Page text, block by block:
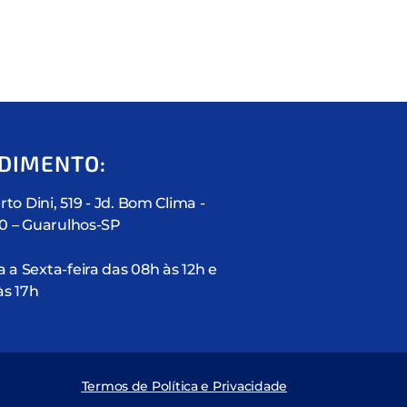
Dini, 519 - Jd. Bom Clima -
– Guarulhos-SP
a Sexta-feira das 08h às 12h e
17h
Termos de Política e Privacidade